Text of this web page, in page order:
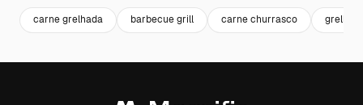
carne grelhada barbecue grill carne churrasco grelha